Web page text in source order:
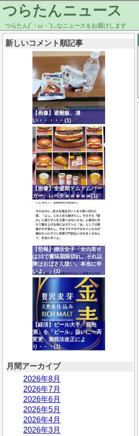
つらたんニュース
つらたん(´・ω・`)...なニュースをお届けします
新しいコメント順記事
【画像】避難飯、凄
い・・・・・(1)
【画像】全盛期ドムドムバー
ガー、レベチｗｗｗｗｗ(1)
【悲報】婚活女子「女の若さ
は33で賞味期限切れ。それ以
降はおばさん扱い。本当に辛
いよ。」(1)
【経済】ビール大手「発泡
酒」を「ビール」扱いに一斉
変更 酒税法改正によ
り・・・(1)
月間アーカイブ
2026年8月
2026年7月
2026年6月
2026年5月
2026年4月
2026年3月